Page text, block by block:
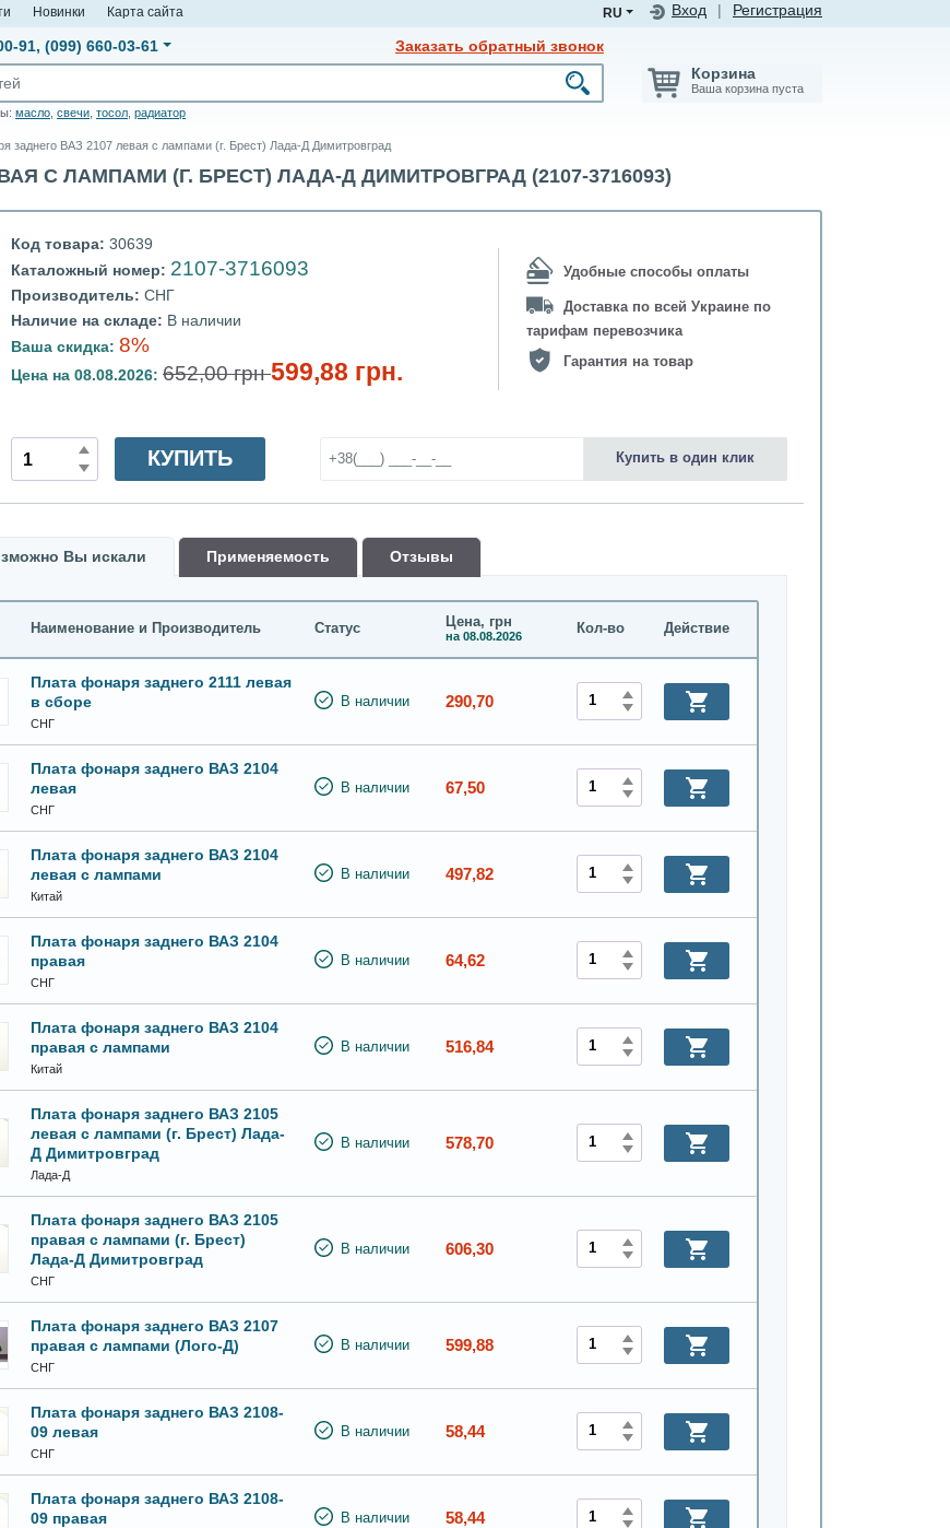
Новинки Карта сайта Вход Регистрация
RU
91, (099) 660-03-61 Заказать обратный звонок
масло свечи тосол радиатор
Корзина
Ваша корзина пуста
заднего ВАЗ 2107 левая с лампами (г. Брест) Лада-Д Димитровград
С ЛАМПАМИ (Г. БРЕСТ) ЛАДА-Д ДИМИТРОВГРАД (2107-3716093)
Код товара: 30639
Каталожный номер: 2107-3716093
Производитель: СНГ
Наличие на складе: В наличии
Ваша скидка: 8%
Цена на 08.08.2026: 652,00 грн599,88 грн.
Удобные способы оплаты
Доставка по всей Украине по
тарифам перевозчика
Гарантия на товар
КУПИТЬ Купить в один клик
Вы искали Применяемость Oтзывы
Наименование и Производитель Статус Цена, грн
на 08.08.2026 Кол-во Действие
Плата фонаря заднего 2111 левая
в сборе
СНГ
В наличии 290,70
Плата фонаря заднего ВАЗ 2104
левая
СНГ
В наличии 67,50
Плата фонаря заднего ВАЗ 2104
левая с лампами
Китай
В наличии 497,82
Плата фонаря заднего ВАЗ 2104
правая
СНГ
В наличии 64,62
Плата фонаря заднего ВАЗ 2104
правая с лампами
Китай
В наличии 516,84
Плата фонаря заднего ВАЗ 2105
левая с лампами (г. Брест) Лада-
Д Димитровград
Лада-Д
В наличии 578,70
Плата фонаря заднего ВАЗ 2105
правая с лампами (г. Брест)
Лада-Д Димитровград
СНГ
В наличии 606,30
Плата фонаря заднего ВАЗ 2107
правая с лампами (Лого-Д)
СНГ
В наличии 599,88
Плата фонаря заднего ВАЗ 2108-
09 левая
СНГ
В наличии 58,44
Плата фонаря заднего ВАЗ 2108-
09 правая
В наличии 58,44